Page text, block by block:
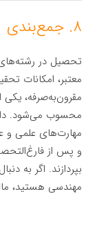
۸. جمع‌بندی
تحصیل در
معتبر، امکانات
مقرون‌به‌صرفه، یکی
محسوب می‌شود.
مهارت‌های علمی و
و پس از
بپردازند. اگر به
مهندسی هستید،